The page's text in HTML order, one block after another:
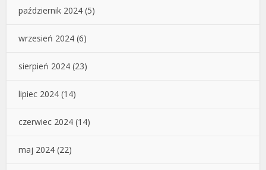
październik 2024 (5)
wrzesień 2024 (6)
sierpień 2024 (23)
lipiec 2024 (14)
czerwiec 2024 (14)
maj 2024 (22)